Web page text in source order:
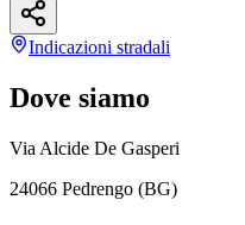
Indicazioni stradali
Dove siamo
Via Alcide De Gasperi
24066 Pedrengo (BG)